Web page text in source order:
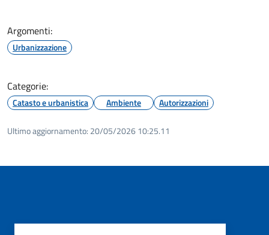
Argomenti:
Urbanizzazione
Categorie:
Catasto e urbanistica Ambiente Autorizzazioni
Ultimo aggiornamento: 20/05/2026 10:25.11